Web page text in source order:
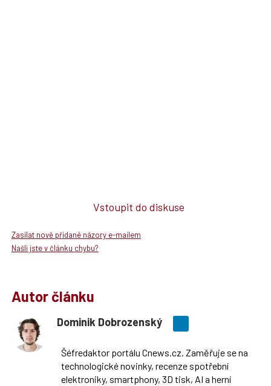
Vstoupit do diskuse
Zasílat nově přidané názory e-mailem
Našli jste v článku chybu?
Autor článku
Dominik Dobrozenský
Šéfredaktor portálu Cnews.cz. Zaměřuje se na
technologické novinky, recenze spotřební
elektroniky, smartphony, 3D tisk, AI a herní